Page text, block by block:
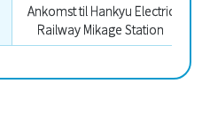
Ankomst til Hankyu Electric
Railway Mikage Station